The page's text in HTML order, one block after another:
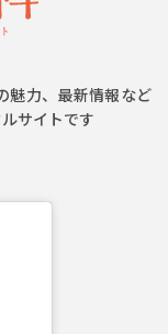
魅力、最新情報など
サイトです